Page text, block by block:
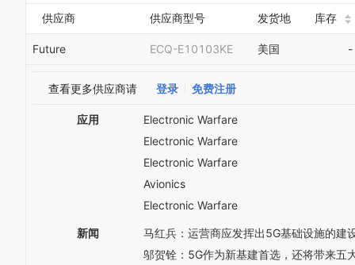
供应商 供应商型号 发货地 库存
Future ECQ-E10103KE 美国 -
查看更多供应商请 登录 免费注册
应用
Electronic Warfare
Electronic Warfare
Electronic Warfare
Avionics
Electronic Warfare
新闻
马红兵：运营商应发挥出5G基础设施的建
邬贺铨：5G作为新基建首选，还将带来五